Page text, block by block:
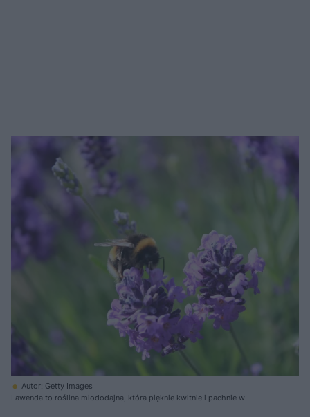
Autor: Getty Images
Lawenda to roślina miododajna, która pięknie kwitnie i pachnie w